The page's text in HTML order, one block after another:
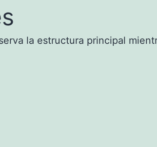
la estructura principal